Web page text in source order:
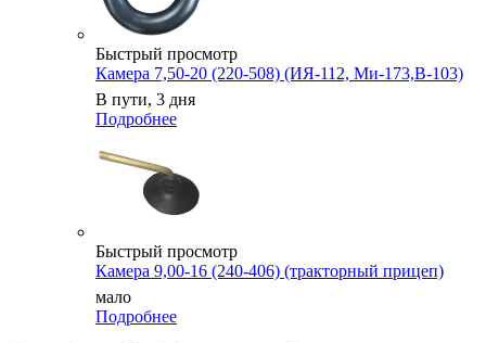
Быстрый просмотр
Камера 7,50-20 (220-508) (ИЯ-112, Ми-173,В-103)
В пути, 3 дня
Подробнее
Быстрый просмотр
Камера 9,00-16 (240-406) (тракторный прицеп)
мало
Подробнее